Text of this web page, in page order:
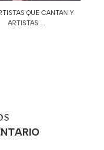
QUE CANTAN Y
ARTISTAS ...